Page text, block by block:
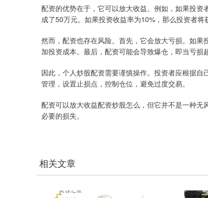
配资的优势在于，它可以放大收益。例如，如果投
成了50万元。如果投资收益率为10%，那么投资者将
然而，配资也存在风险。首先，它会放大亏损。如
加投资成本。最后，配资可能会导致爆仓，即当亏损
因此，个人炒股配资需要谨慎操作。投资者应根据
管理，设置止损点，控制仓位，避免过度交易。
配资可以放大收益配资炒股怎么，但它并不是一种
必要的损失。
相关文章